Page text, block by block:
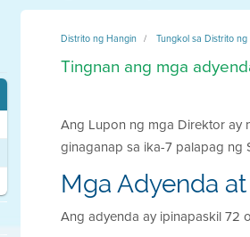
Distrito ng Hangin Tungkol sa Distrito
Tingnan ang mga
Ang Lupon ng mga Direktor ay
ginaganap sa ika-7 palapag
Mga Adyenda
Ang adyenda ay ipinapaskil 72